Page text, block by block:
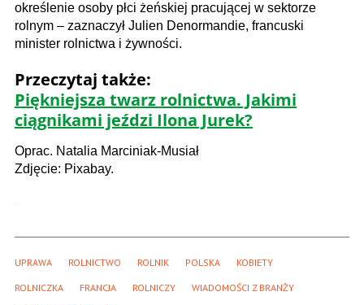
określenie osoby płci żeńskiej pracującej w sektorze
rolnym – zaznaczył Julien Denormandie, francuski
minister rolnictwa i żywności.
Przeczytaj także:
Piękniejsza twarz rolnictwa. Jakimi
ciągnikami jeździ Ilona Jurek?
Oprac. Natalia Marciniak-Musiał
Zdjęcie: Pixabay.
UPRAWA ROLNICTWO ROLNIK POLSKA KOBIETY
ROLNICZKA FRANCJA ROLNICZY WIADOMOŚCI Z BRANŻY